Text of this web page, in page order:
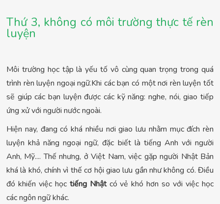
Thứ 3, không có môi trường thực tế rèn
luyện
Môi trường học tập là yếu tố vô cùng quan trọng trong quá
trình rèn luyện ngoại ngữ.Khi các bạn có một nơi rèn luyện tốt
sẽ giúp các bạn luyện được các kỹ năng: nghe, nói, giao tiếp
ứng xử với người nước ngoài.
Hiện nay, đang có khá nhiều nơi giao lưu nhằm mục đích rèn
luyện khả năng ngoại ngữ, đặc biết là tiếng Anh với người
Anh, Mỹ.... Thế nhưng, ở Việt Nam, việc gặp người Nhật Bản
khá là khó, chính vì thế cơ hội giao lưu gần như không có. Điều
đó khiến việc học tiếng Nhậtcó vẻ khó hơn so với việc học
các ngôn ngữ khác.